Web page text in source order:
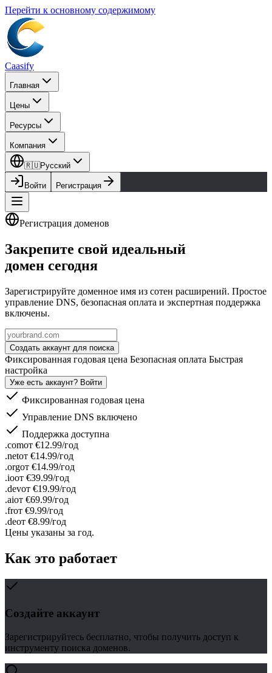
Перейти к основному содержимому
Caasify
Главная
Цены
Ресурсы
Компания
🇷🇺Русский
Войти Регистрация
Регистрация доменов
Закрепите свой идеальный
домен сегодня
Зарегистрируйте доменное имя из сотен расширений. Простое
управление DNS, безопасная оплата и экспертная поддержка
включены.
Создать аккаунт для поиска
Фиксированная годовая цена Безопасная оплата Быстрая
настройка
Уже есть аккаунт? Войти
Фиксированная годовая цена
Управление DNS включено
Поддержка доступна
.comот €12.99/год
.netот €14.99/год
.orgот €14.99/год
.ioот €39.99/год
.devот €19.99/год
.aiот €69.99/год
.frот €9.99/год
.deот €8.99/год
Цены указаны за год.
Как это работает
Создайте аккаунт
Зарегистрируйтесь бесплатно, чтобы получить доступ к
инструменту поиска доменов.